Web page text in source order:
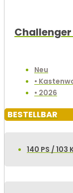
Challenger
Neu
•
• 2026
BESTELLBAR
140 PS / 103